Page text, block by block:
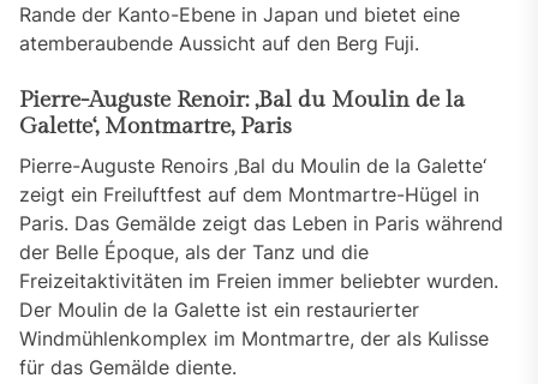
Rande der Kanto-Ebene in Japan und bietet eine
atemberaubende Aussicht auf den Berg Fuji.
Pierre-Auguste Renoir: ‚Bal du Moulin de la
Galette‘, Montmartre, Paris
Pierre-Auguste Renoirs ‚Bal du Moulin de la Galette‘
zeigt ein Freiluftfest auf dem Montmartre-Hügel in
Paris. Das Gemälde zeigt das Leben in Paris während
der Belle Époque, als der Tanz und die
Freizeitaktivitäten im Freien immer beliebter wurden.
Der Moulin de la Galette ist ein restaurierter
Windmühlenkomplex im Montmartre, der als Kulisse
für das Gemälde diente.